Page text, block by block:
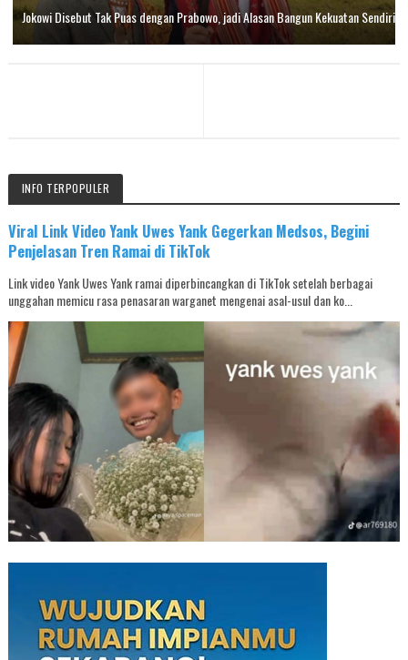
Jokowi Disebut Tak Puas dengan Prabowo, jadi Alasan Bangun Kekuatan Sendiri
INFO TERPOPULER
Viral Link Video Yank Uwes Yank Gegerkan Medsos, Begini
Penjelasan Tren Ramai di TikTok
Link video Yank Uwes Yank ramai diperbincangkan di TikTok setelah berbagai
unggahan memicu rasa penasaran warganet mengenai asal-usul dan ko...